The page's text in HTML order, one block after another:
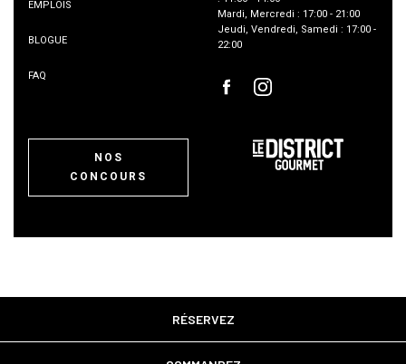
RÉSERVEZ
EMPLOIS
BLOGUE
FAQ
Mardi, Mercredi : 17:00 - 21:00
Jeudi, Vendredi, Samedi : 17:00 -
22:00
NOS
CONCOURS